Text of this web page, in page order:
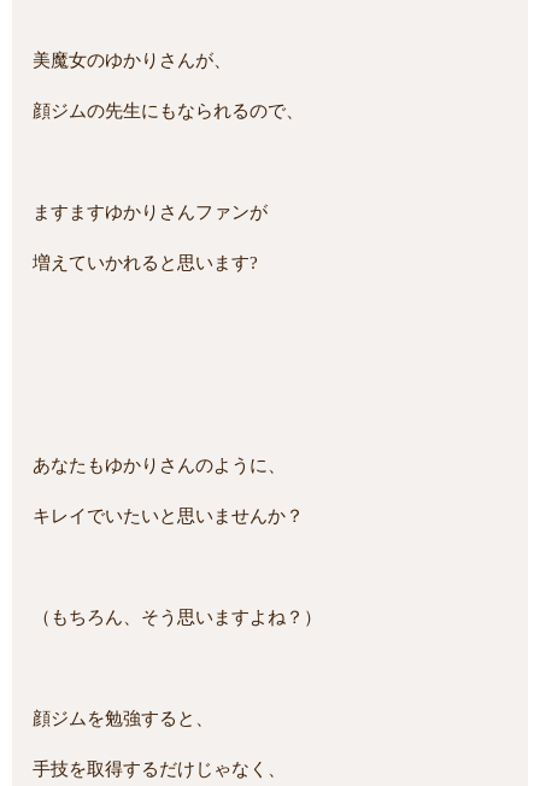
美魔女のゆかりさんが、
顔ジムの先生にもなられるので、
ますますゆかりさんファンが
増えていかれると思います?
あなたもゆかりさんのように、
キレイでいたいと思いませんか？
（もちろん、そう思いますよね？）
顔ジムを勉強すると、
手技を取得するだけじゃなく、